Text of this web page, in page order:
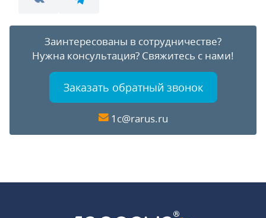
Заинтересованы в сотрудничестве?
Нужна консультация? Свяжитесь с нами!
Заказать обратный звонок
1c@rarus.ru